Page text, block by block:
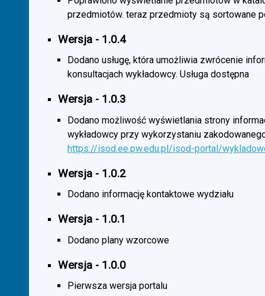
przedmiotów. teraz przedmioty są sortowane
Wersja - 1.0.4
Dodano usługę, która umożliwia zwrócenie
konsultacjach wykładowcy. Usługa dostępna
Wersja - 1.0.3
Dodano możliwość wyświetlania strony
wykładowcy przy wykorzystaniu
https://isod.ee.pw.edu.pl/isod-portal/
Wersja - 1.0.2
Dodano informację kontaktowe wydziału
Wersja - 1.0.1
Dodano plany wzorcowe
Wersja - 1.0.0
Pierwsza wersja portalu